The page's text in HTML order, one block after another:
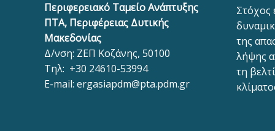
Περιφερειακό Ταμείο Ανάπτυξης
ΠΤΑ, Περιφέρειας Δυτικής
Μακεδονίας
Δ/νση: ΖΕΠ Κοζάνης, 50100
Τηλ: +30 24610-53994
E-mail: ergasiapdm@pta.pdm.gr
Στόχος
της
λήψης
τη